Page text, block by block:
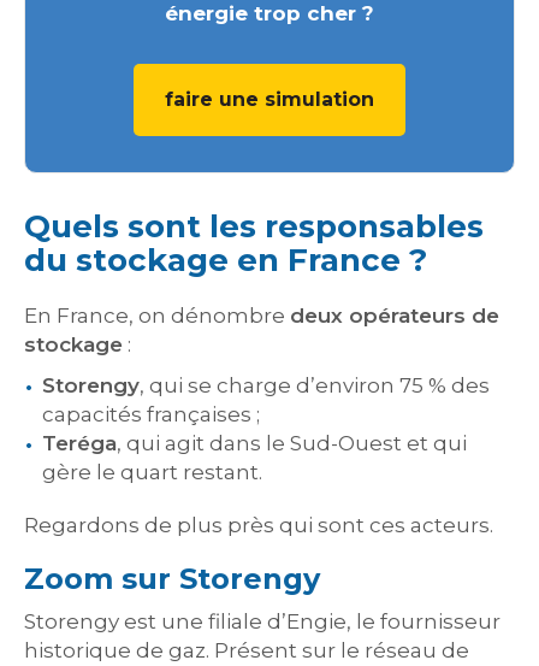
énergie trop cher ?
faire une simulation
Quels sont les responsables
du stockage en France ?
En France, on dénombre deux opérateurs de
stockage :
Storengy, qui se charge d’environ 75 % des
capacités françaises ;
Teréga, qui agit dans le Sud-Ouest et qui
gère le quart restant.
Regardons de plus près qui sont ces acteurs.
Zoom sur Storengy
Storengy est une filiale d’Engie, le fournisseur
historique de gaz. Présent sur le réseau de